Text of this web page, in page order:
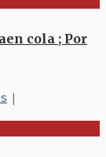
cola ; Por
|